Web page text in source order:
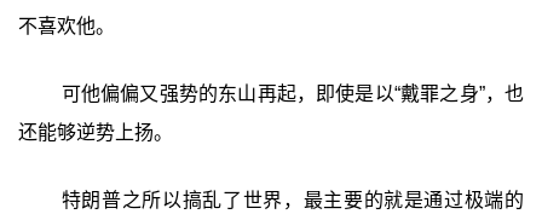
不喜欢他。
可他偏偏又强势的东山再起，即使是以“戴罪之身”，也
还能够逆势上扬。
特朗普之所以搞乱了世界，最主要的就是通过极端的